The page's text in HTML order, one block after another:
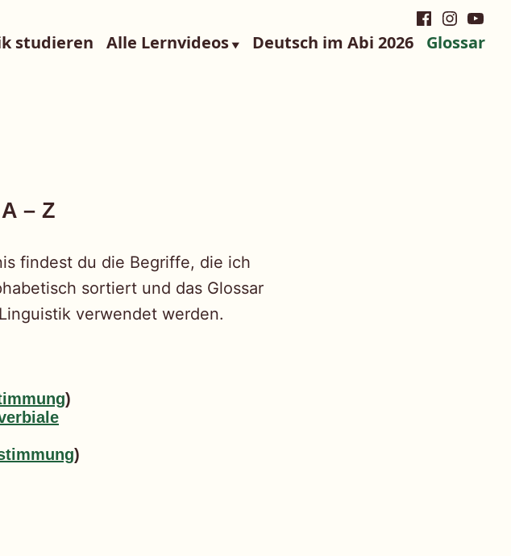
studieren Alle Lernvideos Deutsch im Abi 2026 Glossar
Facebook
– Z
findest du die Begriffe, die ich
sortiert und das Glossar
verwendet werden.
)
)